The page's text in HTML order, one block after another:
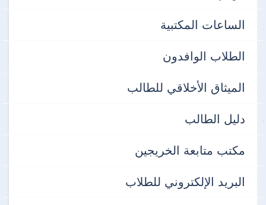
الساعات المكتبية
الطلاب الوافدون
الميثاق الأخلاقي للطالب
دليل الطالب
مكتب متابعة الخريجين
البريد الإلكتروني للطلاب